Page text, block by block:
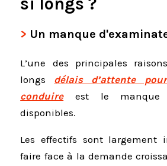
Un manque
L’une des principales
longs délais d’attente
conduireest le manque
disponibles.
Les effectifs sont largement
faire face à la demande